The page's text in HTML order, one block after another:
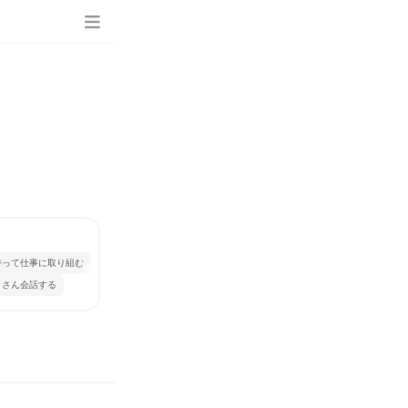
て仕事に取り組む
さん会話する